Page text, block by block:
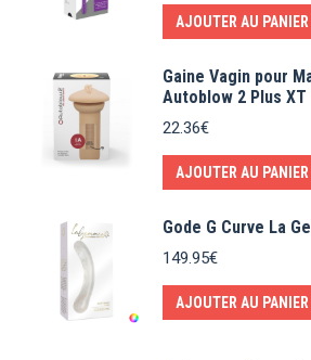
AJOUTER AU PANIER
Gaine Vagin pour
Autoblow 2 Plus XT
22.36€
AJOUTER AU PANIER
Gode G Curve La
149.95€
AJOUTER AU PANIER